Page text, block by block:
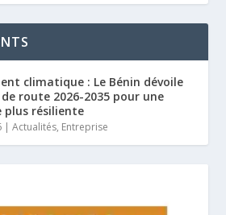
climatique : Le Bénin dévoile
route 2026-2035 pour une
plus résiliente
|Actualités, Entreprise